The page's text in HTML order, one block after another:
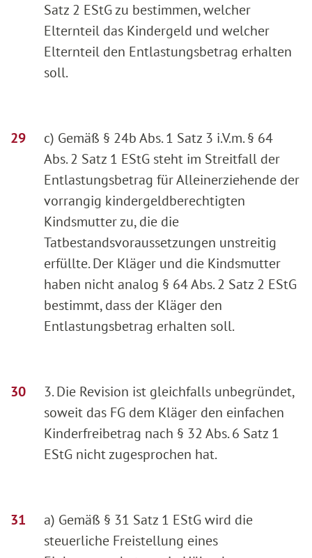
Satz 2 EStG zu bestimmen, welcher
Elternteil das Kindergeld und welcher
Elternteil den Entlastungsbetrag erhalten
soll.
c) Gemäß § 24b Abs. 1 Satz 3 i.V.m. § 64
Abs. 2 Satz 1 EStG steht im Streitfall der
Entlastungsbetrag für Alleinerziehende der
vorrangig kindergeldberechtigten
Kindsmutter zu, die die
Tatbestandsvoraussetzungen unstreitig
erfüllte. Der Kläger und die Kindsmutter
haben nicht analog § 64 Abs. 2 Satz 2 EStG
bestimmt, dass der Kläger den
Entlastungsbetrag erhalten soll.
3. Die Revision ist gleichfalls unbegründet,
soweit das FG dem Kläger den einfachen
Kinderfreibetrag nach § 32 Abs. 6 Satz 1
EStG nicht zugesprochen hat.
a) Gemäß § 31 Satz 1 EStG wird die
steuerliche Freistellung eines